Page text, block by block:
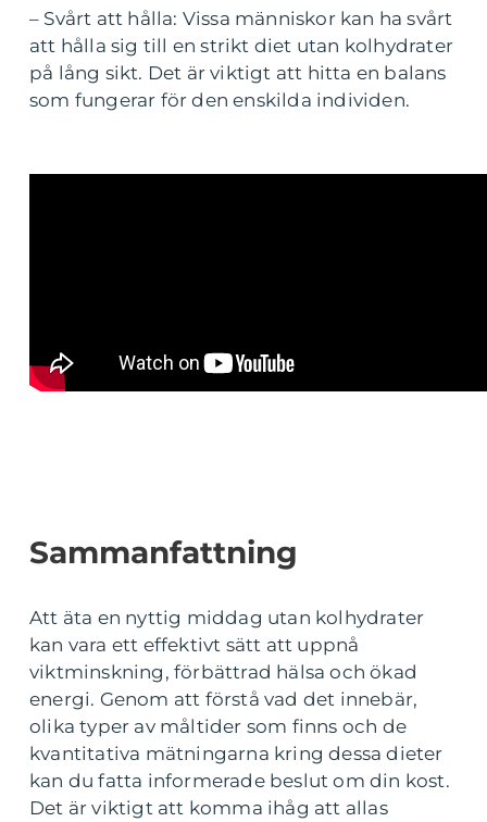
– Svårt att hålla: Vissa människor kan ha svårt
att hålla sig till en strikt diet utan kolhydrater
på lång sikt. Det är viktigt att hitta en balans
som fungerar för den enskilda individen.
Sammanfattning
Att äta en nyttig middag utan kolhydrater
kan vara ett effektivt sätt att uppnå
viktminskning, förbättrad hälsa och ökad
energi. Genom att förstå vad det innebär,
olika typer av måltider som finns och de
kvantitativa mätningarna kring dessa dieter
kan du fatta informerade beslut om din kost.
Det är viktigt att komma ihåg att allas